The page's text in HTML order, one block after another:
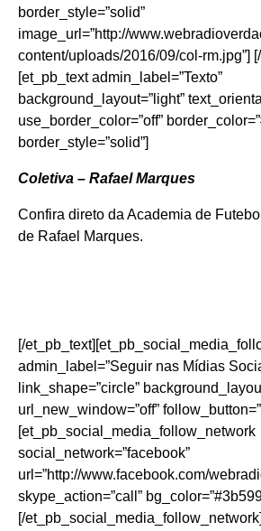
border_style=”solid”
image_url=”http://
content/uploads/2016/09/col-rm.jpg”]
[et_pb_text admin_label=”Texto”
background_layout=”light”
use_border_color=”off”
border_style=”solid”]
Coletiva – Rafael Marques
Confira direto da Academia de
de Rafael Marques.
[/
admin_label=”Seguir nas Mídias
link_shape=”circle”
url_new_window=”off”
[et_pb_social_media_follow_network
social_network=”facebook”
url=”http://www.facebook.com/
skype_action=”call”
[/et_pb_social_media_follow_network]